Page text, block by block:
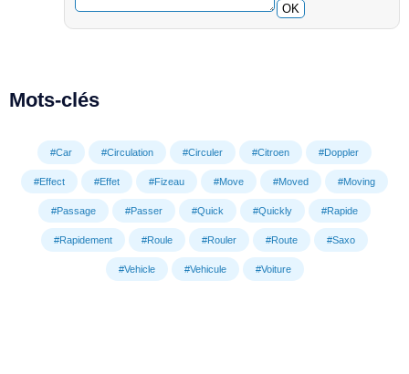
OK
Mots-clés
#Car #Circulation #Circuler #Citroen #Doppler
#Effect #Effet #Fizeau #Move #Moved #Moving
#Passage #Passer #Quick #Quickly #Rapide
#Rapidement #Roule #Rouler #Route #Saxo
#Vehicle #Vehicule #Voiture